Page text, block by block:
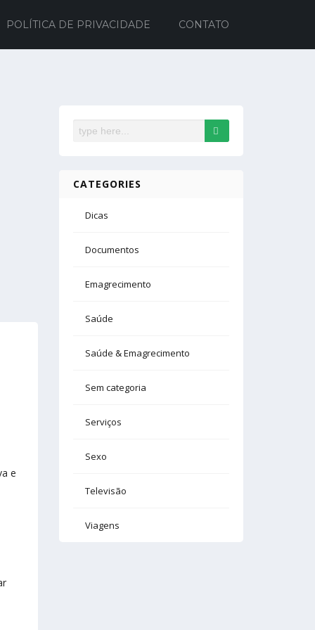
POLÍTICA DE PRIVACIDADE CONTATO
e
CATEGORIES
Dicas
Documentos
Emagrecimento
Saúde
Saúde & Emagrecimento
Sem categoria
Serviços
Sexo
Televisão
Viagens